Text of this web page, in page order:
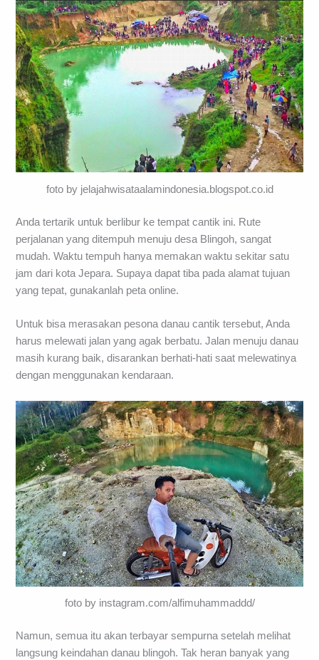
foto by jelajahwisataalamindonesia.blogspot.co.id
Anda tertarik untuk berlibur ke tempat cantik ini. Rute
perjalanan yang ditempuh menuju desa Blingoh, sangat
mudah. Waktu tempuh hanya memakan waktu sekitar satu
jam dari kota Jepara. Supaya dapat tiba pada alamat tujuan
yang tepat, gunakanlah peta online.
Untuk bisa merasakan pesona danau cantik tersebut, Anda
harus melewati jalan yang agak berbatu. Jalan menuju danau
masih kurang baik, disarankan berhati-hati saat melewatinya
dengan menggunakan kendaraan.
foto by instagram.com/alfimuhammaddd/
Namun, semua itu akan terbayar sempurna setelah melihat
langsung keindahan danau blingoh. Tak heran banyak yang